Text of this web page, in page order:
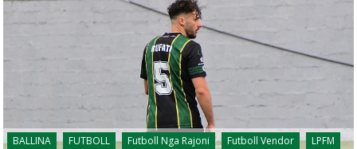
BALLINA FUTBOLL Futboll Nga Rajoni Futboll Vendor
LPFM